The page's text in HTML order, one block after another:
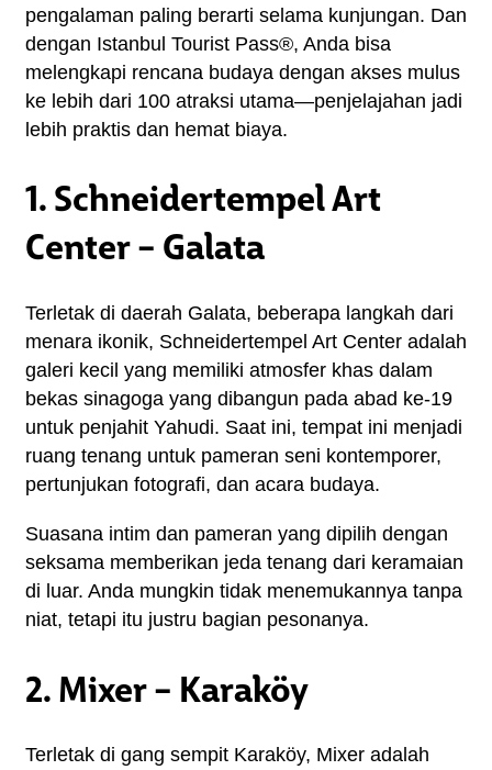
pengalaman paling berarti selama kunjungan. Dan
dengan Istanbul Tourist Pass®, Anda bisa
melengkapi rencana budaya dengan akses mulus
ke lebih dari 100 atraksi utama—penjelajahan jadi
lebih praktis dan hemat biaya.
1. Schneidertempel Art
Center – Galata
Terletak di daerah Galata, beberapa langkah dari
menara ikonik, Schneidertempel Art Center adalah
galeri kecil yang memiliki atmosfer khas dalam
bekas sinagoga yang dibangun pada abad ke-19
untuk penjahit Yahudi. Saat ini, tempat ini menjadi
ruang tenang untuk pameran seni kontemporer,
pertunjukan fotografi, dan acara budaya.
Suasana intim dan pameran yang dipilih dengan
seksama memberikan jeda tenang dari keramaian
di luar. Anda mungkin tidak menemukannya tanpa
niat, tetapi itu justru bagian pesonanya.
2. Mixer – Karaköy
Terletak di gang sempit Karaköy, Mixer adalah